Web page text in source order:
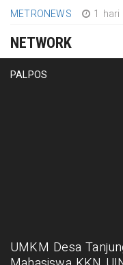
METRONEWS 1 hari
NETWORK
PALPOS
UMKM Desa